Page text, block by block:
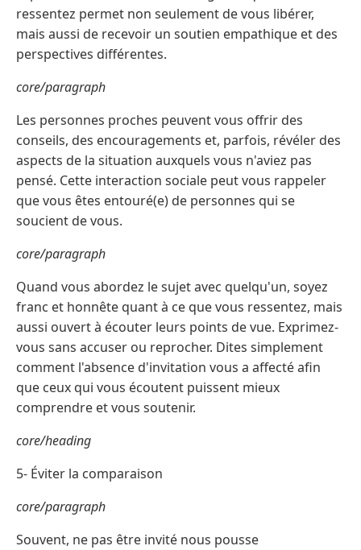
ressentez permet non seulement de vous libérer,
mais aussi de recevoir un soutien empathique et des
perspectives différentes.
core/paragraph
Les personnes proches peuvent vous offrir des
conseils, des encouragements et, parfois, révéler des
aspects de la situation auxquels vous n'aviez pas
pensé. Cette interaction sociale peut vous rappeler
que vous êtes entouré(e) de personnes qui se
soucient de vous.
core/paragraph
Quand vous abordez le sujet avec quelqu'un, soyez
franc et honnête quant à ce que vous ressentez, mais
aussi ouvert à écouter leurs points de vue. Exprimez-
vous sans accuser ou reprocher. Dites simplement
comment l'absence d'invitation vous a affecté afin
que ceux qui vous écoutent puissent mieux
comprendre et vous soutenir.
core/heading
5- Éviter la comparaison
core/paragraph
Souvent, ne pas être invité nous pousse